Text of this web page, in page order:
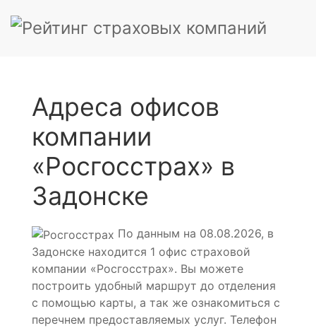
Адреса офисов
компании
«Росгосстрах» в
Задонске
По данным на 08.08.2026, в
Задонске находится 1 офис страховой
компании «Росгосстрах». Вы можете
построить удобный маршрут до отделения
с помощью карты, а так же ознакомиться с
перечнем предоставляемых услуг. Телефон